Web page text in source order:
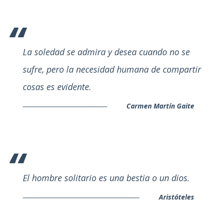
La soledad se admira y desea cuando no se
sufre, pero la necesidad humana de compartir
cosas es evidente.
Carmen Martín Gaite
El hombre solitario es una bestia o un dios.
Aristóteles